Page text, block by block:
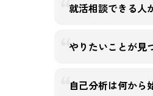
就活相談できる人
やりたいことが見
自己分析は何から